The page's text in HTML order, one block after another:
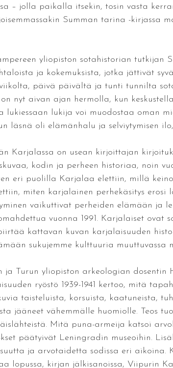
– jolla paikalla itsekin, tosin vasta
Summan tarina -kirjassa
yliopiston sotahistorian
ja kokemuksista, jotka jättivät
päivä päivältä ja tunti tunnilta
nyt aivan ajan hermolla, kun
lukiessaan lukija voi muodostaa oman
läsnä oli elämänhalu ja selviytymisen
Karjalassa on usean kirjoittajan
kodin ja perheen historiaa, noin
eri puolilla Karjalaa elettiin, millä
miten karjalainen perhekäsitys erosi
vaikuttivat perheiden elämään ja
vuonna 1991. Karjalaiset ovat
kattavan kuvan karjalaisuuden
sukujemme kulttuuria muuttuvassa
ja Turun yliopiston arkeologian dosentin
ryöstö 1939-1941 kertoo, mitä
taisteluista, korsuista, kaatuneista,
jääneet vähemmälle huomiolle. Teos
Mitä puna-armeija katsoi
päätyivät Leningradin museoihin.
ja arvotaidetta sodissa eri aikoina.
lopussa, kirjan jälkisanoissa, Viipurin